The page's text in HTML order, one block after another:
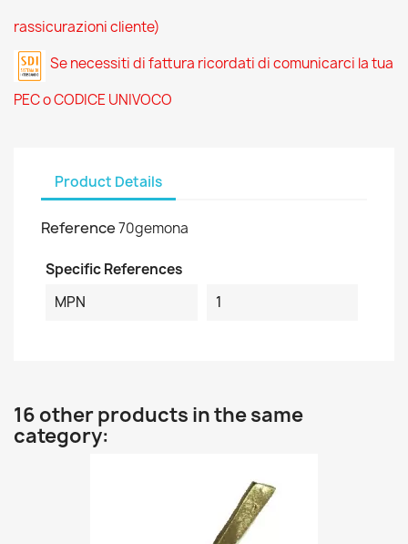
rassicurazioni cliente)
Se necessiti di fattura ricordati di comunicarci la tua
PEC o CODICE UNIVOCO
Product Details
Reference70gemona
Specific References
MPN
1
16 other products in the same
category: